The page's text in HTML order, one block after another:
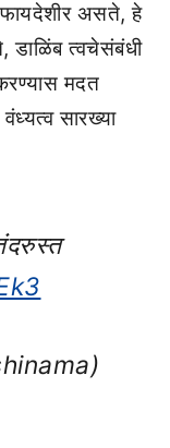
फायदेशीर असते, हे
त्वचेसंबंधी
मदत
सारख्या